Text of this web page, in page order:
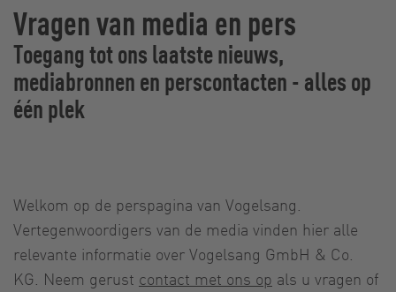
Vragen van media en pers
Toegang tot ons laatste nieuws,
mediabronnen en perscontacten - alles op
één plek
Welkom op de perspagina van Vogelsang.
Vertegenwoordigers van de media vinden hier alle
relevante informatie over Vogelsang GmbH & Co.
KG. Neem gerust contact met ons op als u vragen of